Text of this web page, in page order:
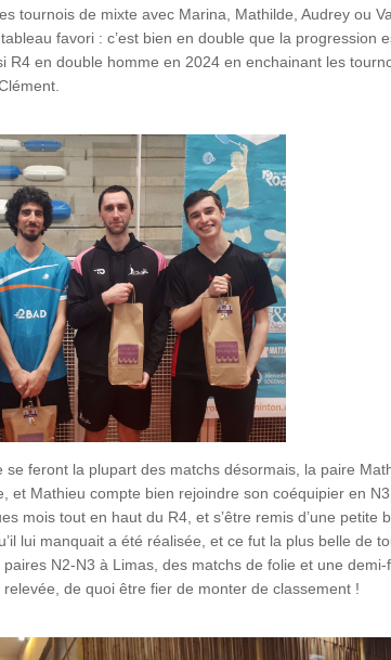
tournois de mixte avec Marina, Mathilde, Audrey ou
favori : c’est bien en double que la progression
R4 en double homme en 2024 en enchainant les
se feront la plupart des matchs désormais, la paire
et Mathieu compte bien rejoindre son coéquipier en N3
mois tout en haut du R4, et s’être remis d’une petite
lui manquait a été réalisée, et ce fut la plus belle de
N2-N3 à Limas, des matchs de folie et une demi-
de quoi être fier de monter de classement !